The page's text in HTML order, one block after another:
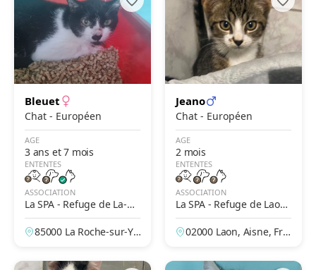
Bleuet
Chat - Européen
AGE
3 ans et 7 mois
ENTENTES
ASSOCIATION
La SPA - Refuge de La-Ro
che-Sur-Yon
85000 La Roche-sur-Yo
Jeano
Chat - Européen
AGE
2 mois
ENTENTES
ASSOCIATION
La SPA - Refuge de Laon
– Des Prés de Longuevall
e 02000 Laon, Aisne, Fra